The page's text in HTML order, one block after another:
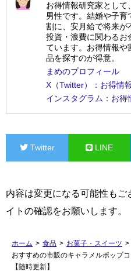
お得情報研究家とし
男性です。結婚や子育
割に、安月給で将来が
投資・浪費に関わるお
ています。お得情報や
品を探すのが得意。
まめのプロフィール
X（Twitter）：お得情
インスタグラム：お
Twitter LINE
内容は変更になる可能性も
イトの確認をお願いします。
ホーム > 食品 > お菓子・スイーツ >
おすすめの市販のキャラメルポップ
【随時更新】